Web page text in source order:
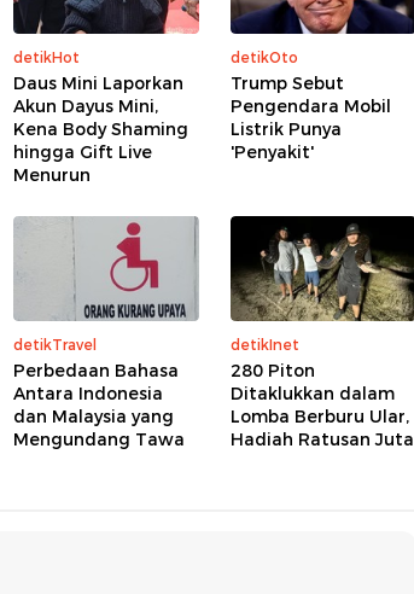
detikHot
Daus Mini Laporkan
Akun Dayus Mini,
Kena Body Shaming
hingga Gift Live
Menurun
detikOto
Trump Sebut
Pengendara Mobil
Listrik Punya
'Penyakit'
detikTravel
Perbedaan Bahasa
Antara Indonesia
dan Malaysia yang
Mengundang Tawa
detikInet
280 Piton
Ditaklukkan dalam
Lomba Berburu Ular,
Hadiah Ratusan Juta